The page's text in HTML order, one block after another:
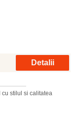
Detalii
stilul si calitatea